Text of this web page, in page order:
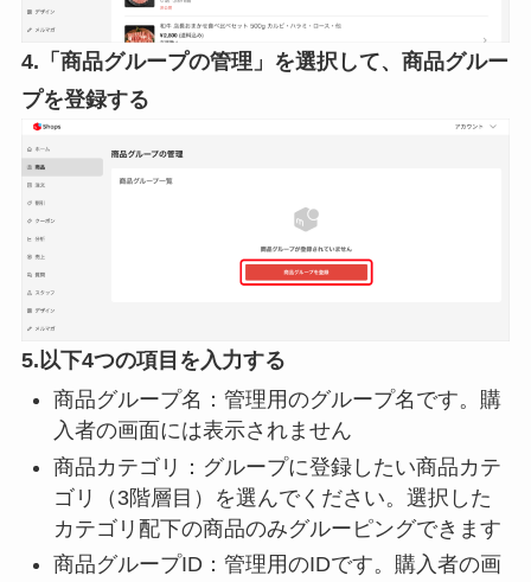
4.「商品グループの管理」を選択して、商品グルー
プを登録する
5.以下4つの項目を入力する
商品グループ名：管理用のグループ名です。購
入者の画面には表示されません
商品カテゴリ：グループに登録したい商品カテ
ゴリ（3階層目）を選んでください。選択した
カテゴリ配下の商品のみグルーピングできます
商品グループID：管理用のIDです。購入者の画